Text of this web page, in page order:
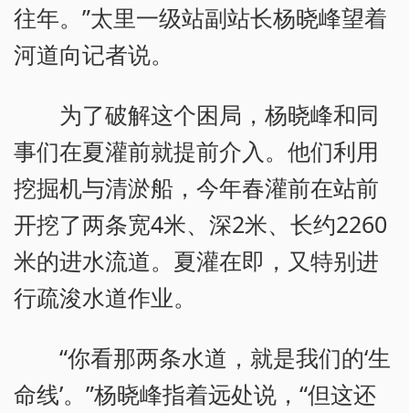
往年。”太里一级站副站长杨晓峰望着
河道向记者说。
为了破解这个困局，杨晓峰和同
事们在夏灌前就提前介入。他们利用
挖掘机与清淤船，今年春灌前在站前
开挖了两条宽4米、深2米、长约2260
米的进水流道。夏灌在即，又特别进
行疏浚水道作业。
“你看那两条水道，就是我们的‘生
命线’。”杨晓峰指着远处说，“但这还